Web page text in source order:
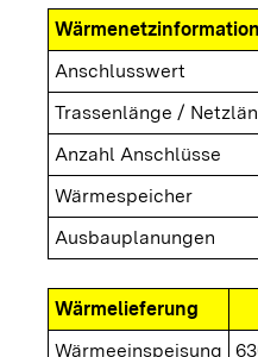
Anschlusswert
Trassenlänge /
Anzahl Anschlüsse
Wärmespeicher
Ausbauplanungen
Wärmelieferung
Wärmeeinspeisung